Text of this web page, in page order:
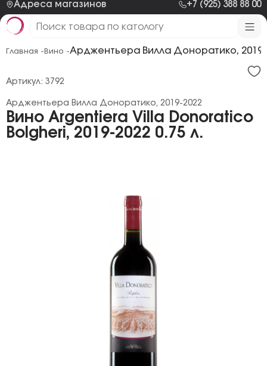
Адреса магазинов +7 (925) 388 88 00
Главная - Вино -Арджeнтьера Вилла Доноратико, 2019-
Вино Argentiera Villa Donoratico
Bolgheri, 2019-2022 0.75 л.
Арджeнтьера Вилла Доноратико, 2019-2022
Артикул: 3792